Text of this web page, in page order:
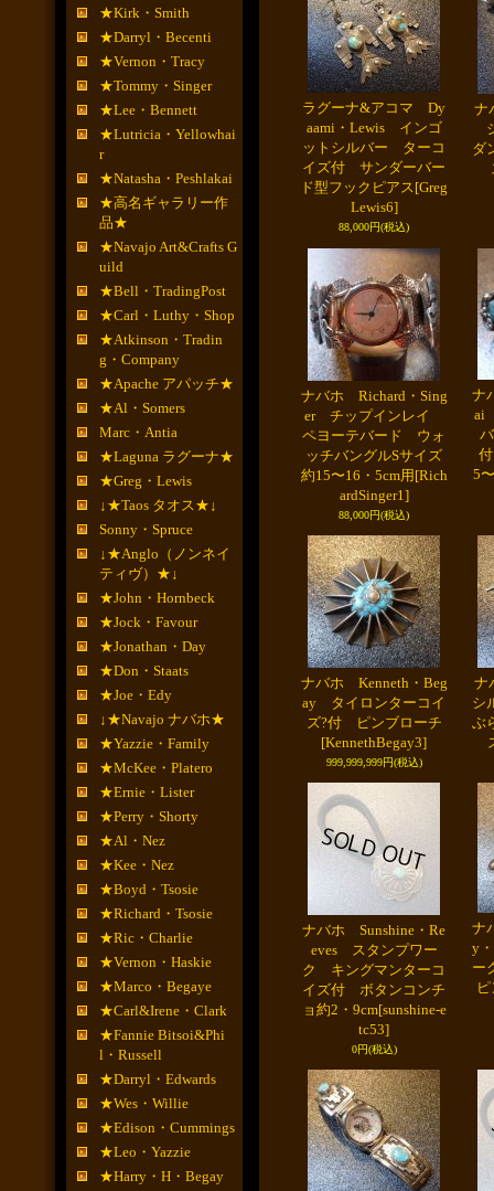
★Kirk・Smith
★Darryl・Becenti
★Vernon・Tracy
★Tommy・Singer
★Lee・Bennett
★Lutricia・Yellowhai
r
★Natasha・Peshlakai
★高名ギャラリー作
品★
★Navajo Art&Crafts G
uild
★Bell・TradingPost
★Carl・Luthy・Shop
★Atkinson・Tradin
g・Company
★Apache アパッチ★
★Al・Somers
Marc・Antia
★Laguna ラグーナ★
★Greg・Lewis
↓★Taos タオス★↓
Sonny・Spruce
↓★Anglo（ノンネイ
ティヴ）★↓
★John・Hornbeck
★Jock・Favour
★Jonathan・Day
★Don・Staats
★Joe・Edy
↓★Navajo ナバホ★
★Yazzie・Family
★McKee・Platero
★Ernie・Lister
★Perry・Shorty
★Al・Nez
★Kee・Nez
★Boyd・Tsosie
★Richard・Tsosie
★Ric・Charlie
★Vernon・Haskie
★Marco・Begaye
★Carl&Irene・Clark
★Fannie Bitsoi&Phi
l・Russell
★Darryl・Edwards
★Wes・Willie
★Edison・Cummings
★Leo・Yazzie
★Harry・H・Begay
ラグーナ&アコマ Dy
aami・Lewis インゴ
ットシルバー ターコ
イズ付 サンダーバー
ド型フックピアス[Greg
Lewis6]
88,000円(税込)
ナ
ダ
ナバホ Richard・Sing
er チップインレイ
ペヨーテバード ウォ
ッチバングルSサイズ
約15〜16・5cm用 [Rich
ardSinger1]
88,000円(税込)
ナ
ai
5
ナバホ Kenneth・Beg
ay タイロンターコイ
ズ?付 ピンブローチ
[KennethBegay3]
999,999,999円(税込)
ナ
シ
ぶ
ナバホ Sunshine・Re
eves スタンプワー
ク キングマンターコ
イズ付 ボタンコンチ
ョ約2・9cm[sunshine-e
tc53]
0円(税込)
ナ
y
ー